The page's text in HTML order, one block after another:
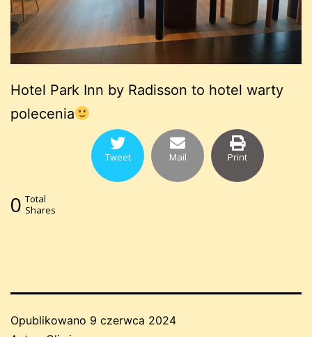
Hotel Park Inn by Radisson to hotel warty
polecenia
Tweet Mail Print
0 Total
Shares
Opublikowano 9 czerwca 2024